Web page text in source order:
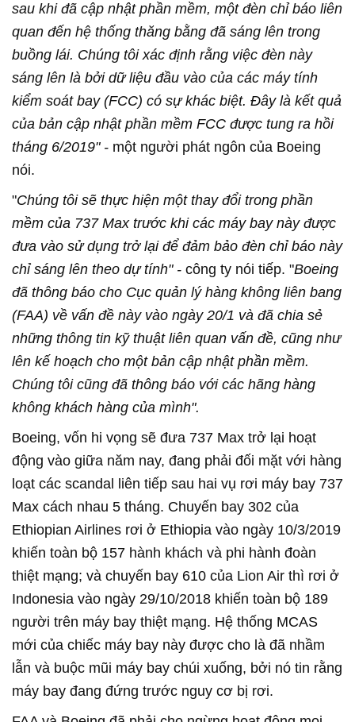
sau khi đã cập nhật phần mềm, một đèn chỉ báo liên
quan đến hệ thống thăng bằng đã sáng lên trong
buồng lái. Chúng tôi xác định rằng việc đèn này
sáng lên là bởi dữ liệu đầu vào của các máy tính
kiểm soát bay (FCC) có sự khác biệt. Đây là kết quả
của bản cập nhật phần mềm FCC được tung ra hồi
tháng 6/2019" - một người phát ngôn của Boeing
nói.
"Chúng tôi sẽ thực hiện một thay đổi trong phần
mềm của 737 Max trước khi các máy bay này được
đưa vào sử dụng trở lại để đảm bảo đèn chỉ báo này
chỉ sáng lên theo dự tính" - công ty nói tiếp. "Boeing
đã thông báo cho Cục quản lý hàng không liên bang
(FAA) về vấn đề này vào ngày 20/1 và đã chia sẻ
những thông tin kỹ thuật liên quan vấn đề, cũng như
lên kế hoạch cho một bản cập nhật phần mềm.
Chúng tôi cũng đã thông báo với các hãng hàng
không khách hàng của mình".
Boeing, vốn hi vọng sẽ đưa 737 Max trở lại hoạt
động vào giữa năm nay, đang phải đối mặt với hàng
loạt các scandal liên tiếp sau hai vụ rơi máy bay 737
Max cách nhau 5 tháng. Chuyến bay 302 của
Ethiopian Airlines rơi ở Ethiopia vào ngày 10/3/2019
khiến toàn bộ 157 hành khách và phi hành đoàn
thiệt mạng; và chuyến bay 610 của Lion Air thì rơi ở
Indonesia vào ngày 29/10/2018 khiến toàn bộ 189
người trên máy bay thiệt mạng. Hệ thống MCAS
mới của chiếc máy bay này được cho là đã nhầm
lẫn và buộc mũi máy bay chúi xuống, bởi nó tin rằng
máy bay đang đứng trước nguy cơ bị rơi.